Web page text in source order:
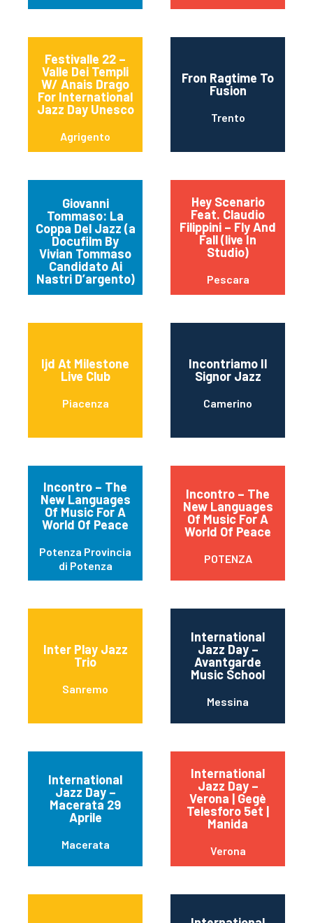
Festivalle 22 –
Valle Dei Templi
W/ Anais Drago
For International
Jazz Day Unesco
Agrigento
Fron Ragtime To
Fusion
Trento
Giovanni
Tommaso: La
Coppa Del Jazz (a
Docufilm By
Vivian Tommaso
Candidato Ai
Nastri D’argento)
Hey Scenario
Feat. Claudio
Filippini – Fly And
Fall (live In
Studio)
Pescara
Ijd At Milestone
Live Club
Piacenza
Incontriamo Il
Signor Jazz
Camerino
Incontro – The
New Languages
Of Music For A
World Of Peace
Potenza Provincia
di Potenza
Incontro – The
New Languages
Of Music For A
World Of Peace
POTENZA
Inter Play Jazz
Trio
Sanremo
International
Jazz Day –
Avantgarde
Music School
Messina
International
Jazz Day –
Macerata 29
Aprile
Macerata
International
Jazz Day –
Verona | Gegè
Telesforo 5et |
Manida
Verona